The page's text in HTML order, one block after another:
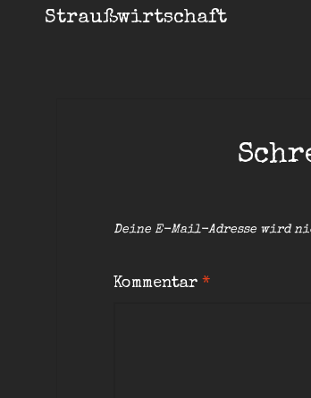
Post
Straußwirtschaft
Deine E-Mail-Adresse wird
Kommentar *